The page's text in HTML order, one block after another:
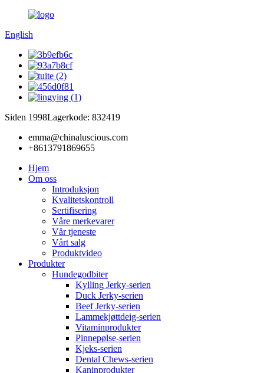
English
Siden 1998Lagerkode: 832419
emma@chinaluscious.com
+8613791869655
Hjem
Om oss
Introduksjon
Kvalitetskontroll
Sertifisering
Våre merkevarer
Vår tjeneste
Vårt salg
Produktvideo
Produkter
Hundegodbiter
Kylling Jerky-serien
Duck Jerky-serien
Beef Jerky-serien
Lammekjøttdeig-serien
Vitaminprodukter
Pinnepølse-serien
Kjeks-serien
Dental Chews-serien
Kaninprodukter